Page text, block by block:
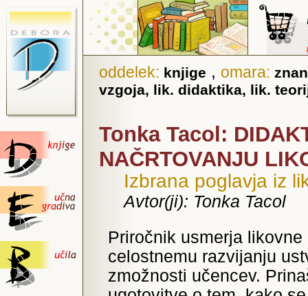
oddelek: knjige , omara:
vzgoja, lik. didaktika, lik.
Tonka Tacol:
NAČRTOVANJU
Izbrana poglavja iz
Avtor(ji): Tonka Tacol
Priročnik usmerja likovne
celostnemu razvijanju
zmožnosti učencev.